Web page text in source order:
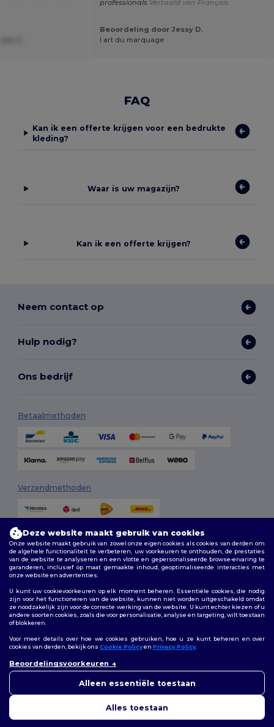
professionals Vertaald van Français
Beoordeling door Jessy D.
l art du marquage
FAQ
Kan ik een offerte krijgen voor een bedrukte
kleding?
Waar is uw magazijn?
Kan ik een offerte krijgen?
Neem contact op
Hulp nodig?
Ons bedrijf
Betaalmethoden
Verzendmethoden
Algemene voorwaarden |Aanpassingsbeleid |Privacybeleid |
Cookiebeleid| Sitemap
Volg ons
Bruxelles|Anvers|Mortsel|Malines|Lierre|Turnhout|Geel|
Hoogstraten|Bruges
Deze website maakt gebruik van cookies
Onze website maakt gebruik van zowel onze eigen cookies als cookies van derden om
de algehele functionaliteit te verbeteren, uw voorkeuren te onthouden, de prestaties
van de website te analyseren en een vlotte en gepersonaliseerde browse-ervaring te
garanderen, inclusief op maat gemaakte inhoud, geoptimaliseerde interacties met
onze website en advertenties.
U kunt uw cookievoorkeuren op elk moment beheren. Essentiële cookies, die nodig
zijn voor het functioneren van de website, kunnen niet worden uitgeschakeld omdat
ze noodzakelijk zijn voor de correcte werking van de website. U kunt echter kiezen of u
andere soorten cookies, zoals die voor personalisatie, analyse en targeting, wilt toestaan
of blokkeren.
Voor meer details over hoe we cookies gebruiken, hoe u ze kunt beheren en over
cookies van derden, bekijk ons Cookie Policyen Privacy Policy.
Beoordelingsvoorkeuren
Alleen essentiële toestaan
Alles toestaan
moment contact met ons
voor u klaar.